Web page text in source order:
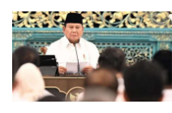
Penjajahan (Pergolakan
Ekonomi Politik Indonesia) &
Simposium Nasional “Urgensi
Undang-Undang
Perekonomian Nasional dan
Kesejahteraan Sosial dalam